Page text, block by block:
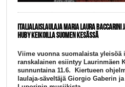
ITALIALAISLAULAJA MARIA LAURA BACCARINI
HUBY KEIKOILLA SUOMEN KESÄSSÄ
Viime vuonna suomalaista yleisöä
ranskalainen esiintyy Laurinmäen
sunnuntaina 11.6. Kiertueen
laulaja-säveltäjä Giorgio Gaberin